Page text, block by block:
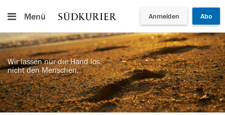
Menü Anmelden Abo
Wir lassen nur die Hand los,
nicht den Menschen.